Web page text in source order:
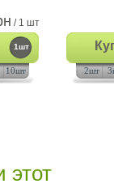
/ 1 шт
1шт
10шт 2шт
этот